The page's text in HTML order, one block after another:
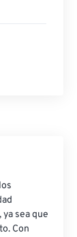
sea que
Con